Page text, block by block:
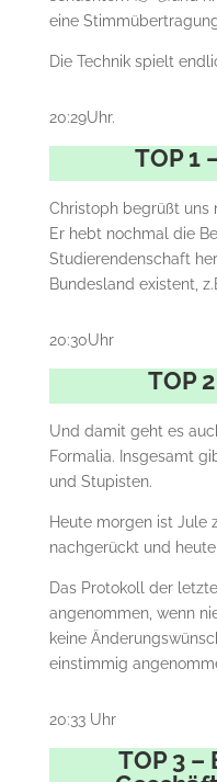
eine
Die Technik spielt
20:29Uhr.
TOP 1
Christoph begrüßt uns
Er hebt nochmal die
Studierendenschaft
Bundesland existent,
20:30Uhr
TOP
Und damit geht es
Formalia. Insgesamt
und Stupisten.
Heute morgen ist Jule
nachgerückt und
Das Protokoll der
angenommen, wenn
keine
einstimmig
20:33 Uhr
TOP 3